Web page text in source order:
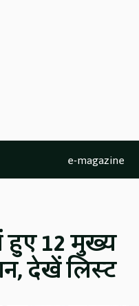
e-magazine
हुए 12 मुख्य
देखें लिस्ट